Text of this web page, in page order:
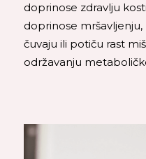
doprinose zdravlju
doprinose mršavljenju,
čuvaju ili potiču rast
održavanju